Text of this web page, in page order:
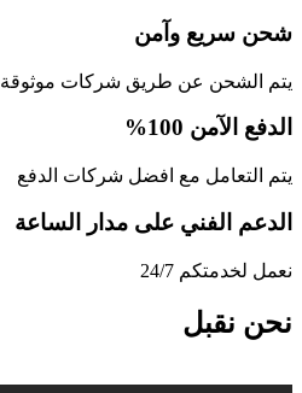
شحن سريع وآمن
يتم الشحن عن طريق شركات موثوقة
الدفع الآمن 100%
يتم التعامل مع افضل شركات الدفع
الدعم الفني على مدار الساعة
نعمل لخدمتكم 24/7
نحن نقبل